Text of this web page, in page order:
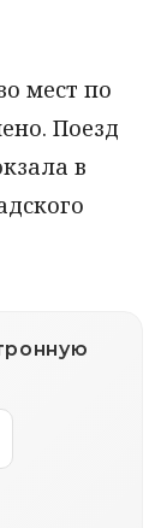
мест по
Поезд
в